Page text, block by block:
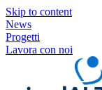
Skip to content
News
Progetti
Lavora con noi